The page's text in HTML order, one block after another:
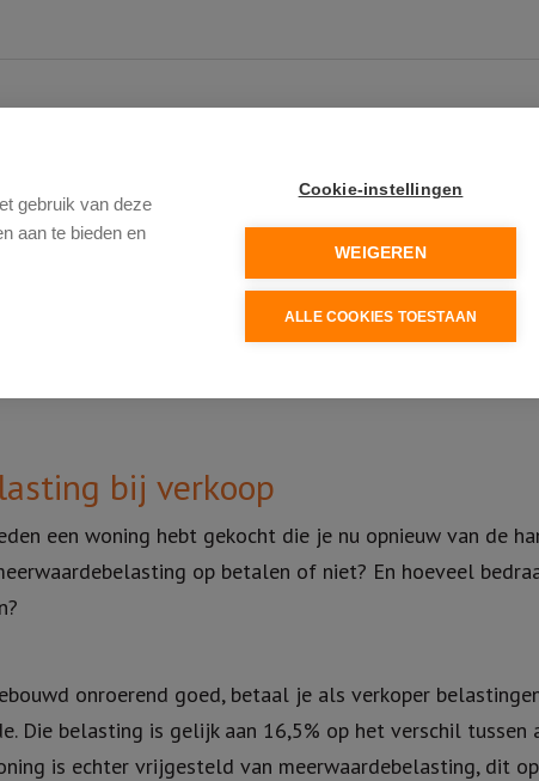
bij verkoop
een woning hebt gekocht die je nu opnieuw van de
op betalen of niet? En hoeveel
onroerend goed, betaal je als verkoper
Die belasting is gelijk aan 16,5% op het verschil tussen
is echter vrijgesteld van meerwaardebelasting, dit
gebruik van deze
aan te bieden en
Cookie-instellingen
WEIGEREN
ALLE COOKIES TOESTAAN